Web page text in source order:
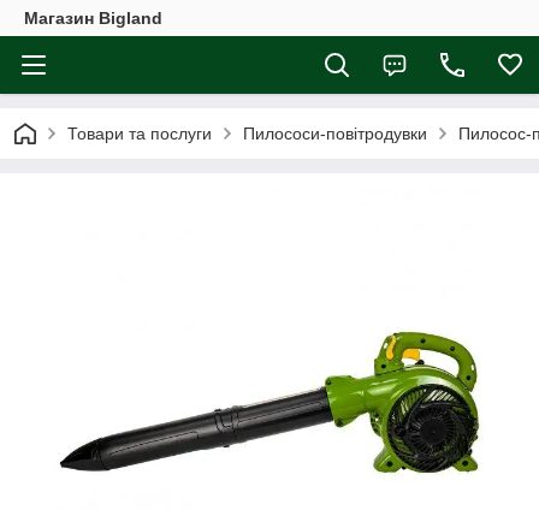
Магазин Bigland
Товари та послуги Пилососи-повітродувки Пилосос-